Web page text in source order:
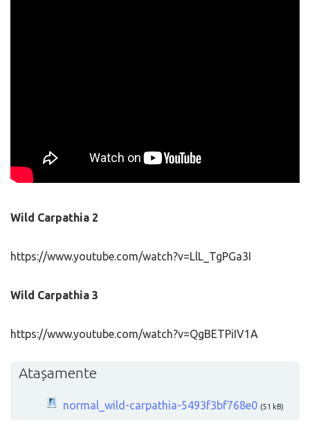
Wild Carpathia 2
https://www.youtube.com/watch?v=LlL_TgPGa3I
Wild Carpathia 3
https://www.youtube.com/watch?v=QgBETPiIV1A
Atașamente
normal_wild-carpathia-5493f3bf768e0 (51 kB)